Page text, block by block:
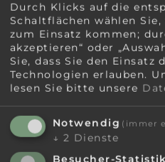
Durch Klicks auf die
Schaltflächen wählen
zum Einsatz kommen;
akzeptieren“ oder
Sie, dass Sie den Einsatz
Technologien erlauben.
lesen Sie bitte unsere
Notwendig (immer
↓ 2 Dienste
Besucher-